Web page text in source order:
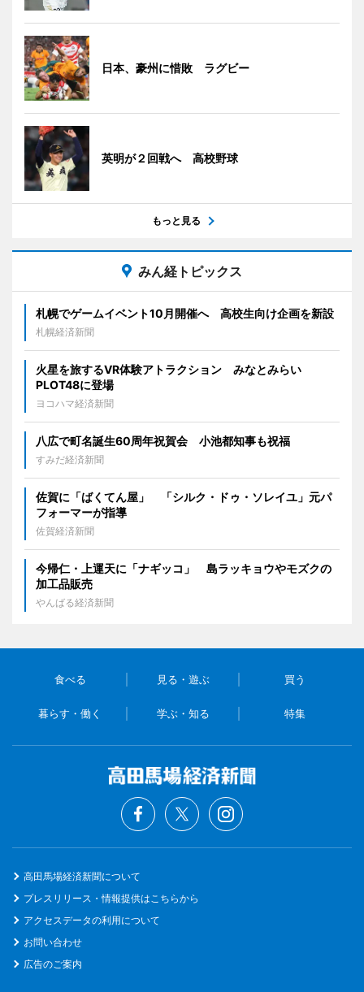
日本、豪州に惜敗 ラグビー
英明が２回戦へ 高校野球
もっと見る
みん経トピックス
札幌でゲームイベント10月開催へ 高校生向け企画を新設
札幌経済新聞
火星を旅するVR体験アトラクション みなとみらい
PLOT48に登場
ヨコハマ経済新聞
八広で町名誕生60周年祝賀会 小池都知事も祝福
すみだ経済新聞
佐賀に「ばくてん屋」 「シルク・ドゥ・ソレイユ」元パ
フォーマーが指導
佐賀経済新聞
今帰仁・上運天に「ナギッコ」 島ラッキョウやモズクの
加工品販売
やんばる経済新聞
食べる 見る・遊ぶ 買う
暮らす・働く 学ぶ・知る 特集
高田馬場経済新聞について
プレスリリース・情報提供はこちらから
アクセスデータの利用について
お問い合わせ
広告のご案内